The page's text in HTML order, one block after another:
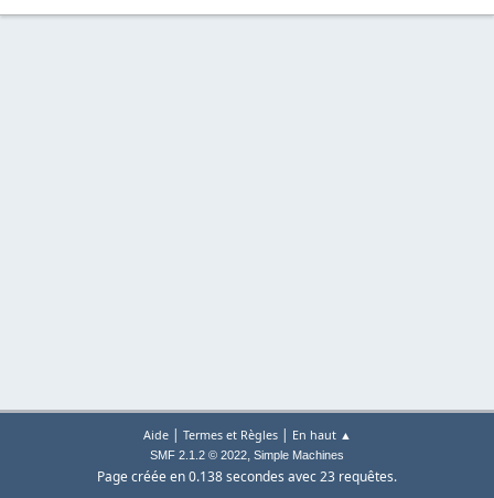
Aide| Termes et Règles| En haut ▲
SMF 2.1.2 © 2022, Simple Machines
Page créée en 0.138 secondes avec 23 requêtes.